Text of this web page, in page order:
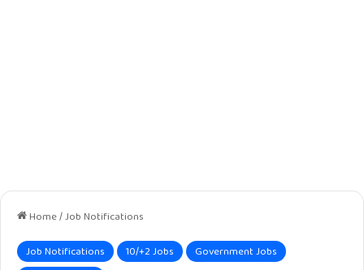
Home/Job Notifications
Job Notifications 10/+2 Jobs
Government Jobs